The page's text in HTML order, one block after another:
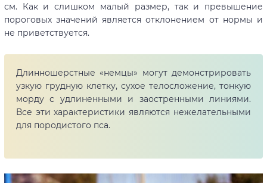
см. Как и слишком малый размер, так и превышение
пороговых значений является отклонением от нормы и
не приветствуется.
Длинношерстные «немцы» могут демонстрировать
узкую грудную клетку, сухое телосложение, тонкую
морду с удлиненными и заостренными линиями.
Все эти характеристики являются нежелательными
для породистого пса.